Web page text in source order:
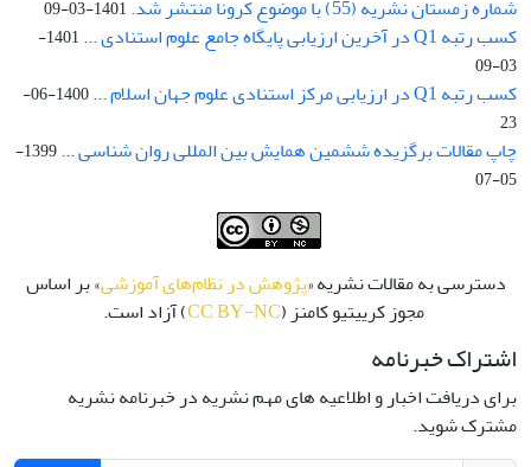
شماره زمستان نشریه (55) با موضوع کرونا منتشر شد. 1401-03-09
کسب رتبه Q1 در آخرین ارزیابی پایگاه جامع علوم استنادی ...
1401-
03-09
کسب رتبه Q1 در ارزیابی مرکز استنادی علوم جهان اسلام ...
1400-06-
23
چاپ مقالات برگزیده ششمین همایش بین المللی روان شناسی ...
1399-
05-07
دسترسی به مقالات نشریه «پژوهش در نظام‌های آموزشی» بر اساس
مجوز کرییتیو کامنز (CC BY-NC) آزاد است.
اشتراک خبرنامه
برای دریافت اخبار و اطلاعیه های مهم نشریه در خبرنامه نشریه
مشترک شوید.